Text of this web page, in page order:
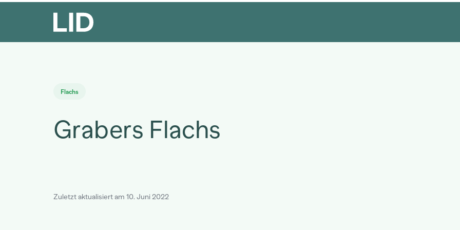
Flachs
Grabers Flachs
Zuletzt aktualisiert am 10. Juni 2022